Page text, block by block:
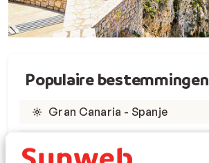
Populaire bestemmingen
Gran Canaria - Spanje